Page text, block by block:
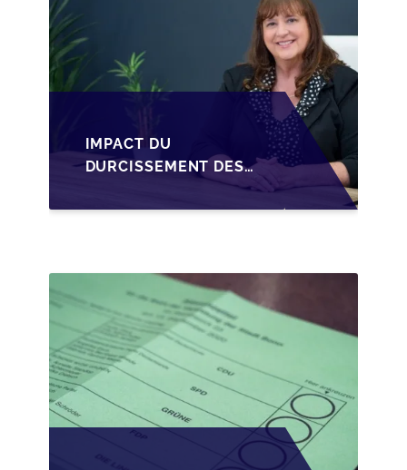
IMPACT DU
DURCISSEMENT DES
CRÉDIT SUR LA